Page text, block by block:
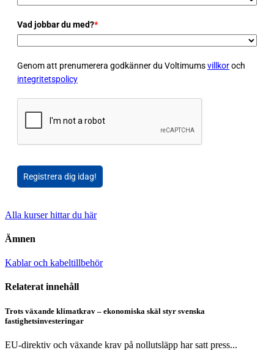
Vad jobbar du med?*
Genom att prenumerera godkänner du Voltimumsvillkoroch
integritetspolicy
Registrera dig idag!
Alla kurser hittar du här
Ämnen
Kablar och kabeltillbehör
Relaterat innehåll
Trots växande klimatkrav – ekonomiska skäl styr svenska
fastighetsinvesteringar
EU-direktiv och växande krav på nollutsläpp har satt press...